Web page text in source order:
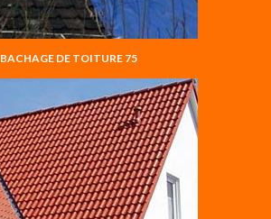
BACHAGE DE TOITURE 75